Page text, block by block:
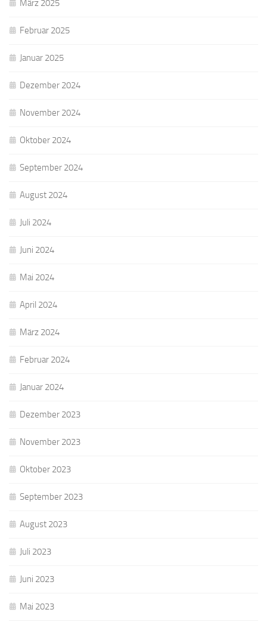
März 2025
Februar 2025
Januar 2025
Dezember 2024
November 2024
Oktober 2024
September 2024
August 2024
Juli 2024
Juni 2024
Mai 2024
April 2024
März 2024
Februar 2024
Januar 2024
Dezember 2023
November 2023
Oktober 2023
September 2023
August 2023
Juli 2023
Juni 2023
Mai 2023